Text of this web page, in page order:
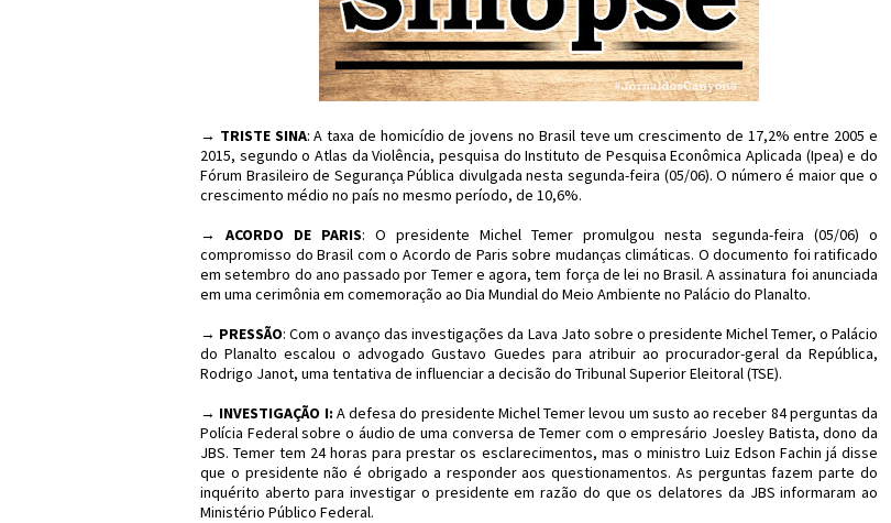
→ TRISTE SINA: A taxa de homicídio de jovens no Brasil teve um crescimento de 17,2% entre 2005 e
2015, segundo o Atlas da Violência, pesquisa do Instituto de Pesquisa Econômica Aplicada (Ipea) e do
Fórum Brasileiro de Segurança Pública divulgada nesta segunda-feira (05/06). O número é maior que o
crescimento médio no país no mesmo período, de 10,6%.
→ ACORDO DE PARIS: O presidente Michel Temer promulgou nesta segunda-feira (05/06) o
compromisso do Brasil com o Acordo de Paris sobre mudanças climáticas. O documento foi ratificado
em setembro do ano passado por Temer e agora, tem força de lei no Brasil. A assinatura foi anunciada
em uma cerimônia em comemoração ao Dia Mundial do Meio Ambiente no Palácio do Planalto.
→ PRESSÃO: Com o avanço das investigações da Lava Jato sobre o presidente Michel Temer, o Palácio
do Planalto escalou o advogado Gustavo Guedes para atribuir ao procurador-geral da República,
Rodrigo Janot, uma tentativa de influenciar a decisão do Tribunal Superior Eleitoral (TSE).
→ INVESTIGAÇÃO I: A defesa do presidente Michel Temer levou um susto ao receber 84 perguntas da
Polícia Federal sobre o áudio de uma conversa de Temer com o empresário Joesley Batista, dono da
JBS. Temer tem 24 horas para prestar os esclarecimentos, mas o ministro Luiz Edson Fachin já disse
que o presidente não é obrigado a responder aos questionamentos. As perguntas fazem parte do
inquérito aberto para investigar o presidente em razão do que os delatores da JBS informaram ao
Ministério Público Federal.